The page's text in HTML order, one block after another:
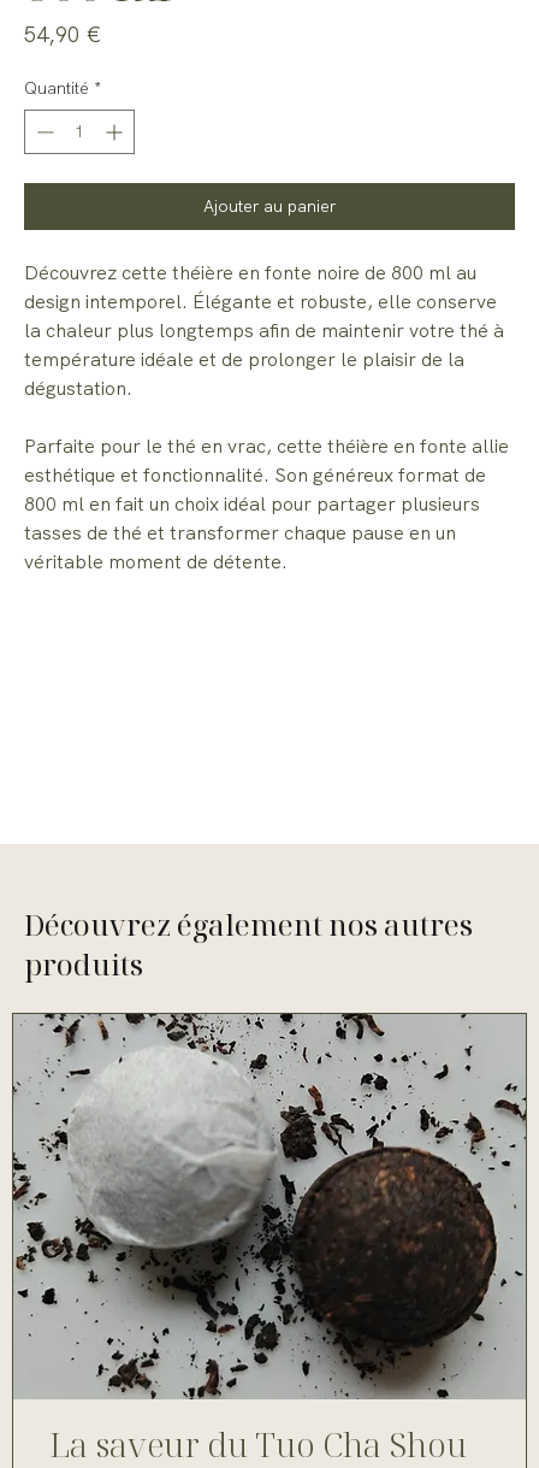
54,90 €
Quantité *
Ajouter au panier
Découvrez cette théière en fonte noire de 800 ml au
design intemporel. Élégante et robuste, elle conserve
la chaleur plus longtemps afin de maintenir votre thé à
température idéale et de prolonger le plaisir de la
dégustation.
Parfaite pour le thé en vrac, cette théière en fonte allie
esthétique et fonctionnalité. Son généreux format de
800 ml en fait un choix idéal pour partager plusieurs
tasses de thé et transformer chaque pause en un
véritable moment de détente.
Découvrez également nos autres
produits
La saveur du Tuo Cha Shou